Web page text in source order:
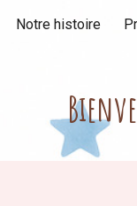
Skip to
Notre histoire